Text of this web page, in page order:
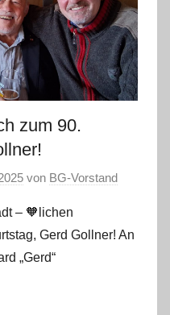
zum 90.
von BG-Vorstand
– 🧡lichen
Gerd Gollner! An
„Gerd“